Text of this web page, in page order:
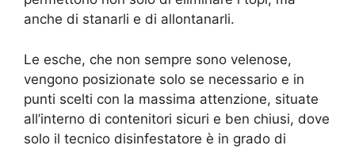
anche di stanarli e di allontanarli.
Le esche, che non sempre sono velenose,
vengono posizionate solo se necessario e in
punti scelti con la massima attenzione, situate
all’interno di contenitori sicuri e ben chiusi, dove
solo il tecnico disinfestatore è in grado di